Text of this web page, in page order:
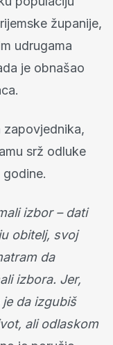
županije,
udrugama
je obnašao
zapovjednika,
srž odluke
godine.
izbor – dati
obitelj, svoj
da
izbora. Jer,
da izgubiš
ali odlaskom